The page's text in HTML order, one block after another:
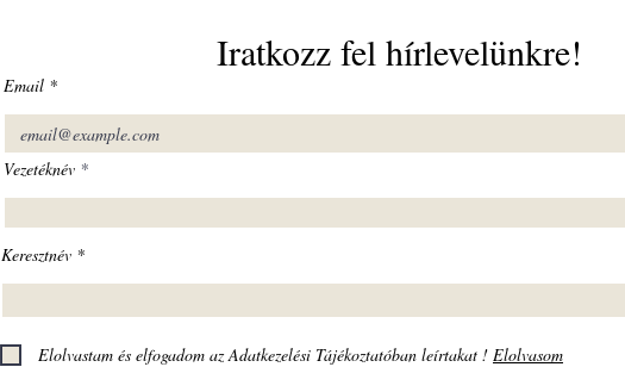
Iratkozz fel hírlevelünkre!
Email
Vezetéknév
Keresztnév
Elolvastam és elfogadom az Adatkezelési Tájékoztatóban leírtakat ! Elolvasom